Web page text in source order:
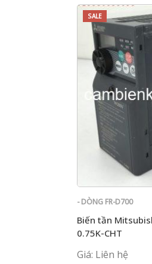
SALE
- DÒNG FR-D700
Biến tần
0.75K-CHT
Giá: Liên hệ